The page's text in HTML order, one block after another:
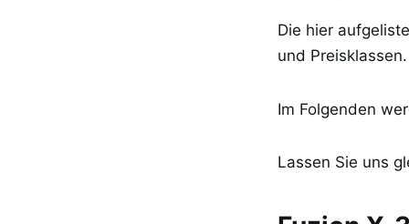
Die hier
und Preisklassen.
Im Folgenden
Lassen Sie uns